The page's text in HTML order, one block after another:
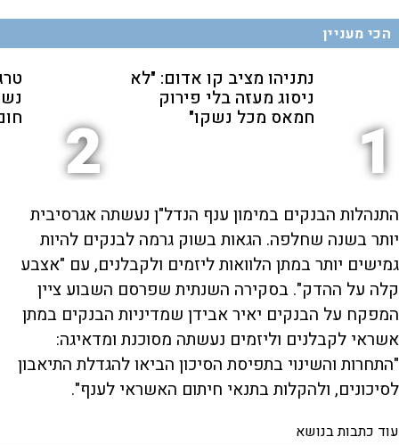
הכי מעניין
1
נתניהו מציב קו אדום: "לא
ניסוג מעזה בלי פירוק
חמאס מכל נשקו" 2
התנהלות הבנקים במימון ענף הנדל"ן נעשתה אגרסיבית
יותר בשנה שחלפה. הגאות בשוק גרמה לבנקים להיות
גמישים יותר במתן הלוואות ליזמים ולקבלנים, עם "אצבע
קלה על ההדק". בסקירה השנתית שפרסם השבוע ציין
המפקח על הבנקים יאיר אבידן שמדיניות הבנקים במתן
אשראי לקבלנים וליזמים נעשתה מסוכנת ומדאיגה:
"התחרות והשינוי בתפיסת הסיכון הביאו להגדלת התיאבון
לסיכונים, ולהקלות בתנאי חיתום האשראי לענף".
עוד כתבות בנושא